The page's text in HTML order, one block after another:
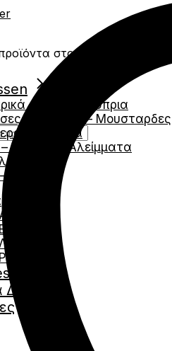
στο καλάθι.
– Ρύζια – Όσπρια
– Chutney – Μουσταρδες
Κριτσινια
Σιρόπια – Αλείμματα
Βότανα
Αφρώδες
Ερυθρά
Ροζέ
Δώρα